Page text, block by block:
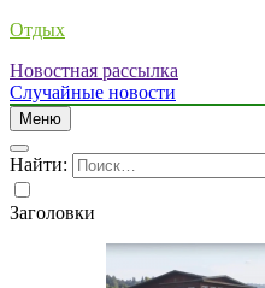
Отдых
Новостная рассылка
Случайные новости
Меню
Найти:
Заголовки